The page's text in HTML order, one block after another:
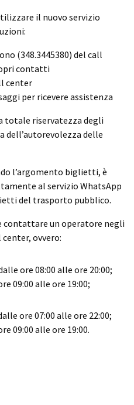
il nuovo servizio
(348.3445380) del call
contatti
center
per ricevere assistenza
totale riservatezza degli
dell’autorevolezza delle
l’argomento biglietti, è
al servizio WhatsApp
del trasporto pubblico.
contattare un operatore negli
ovvero:
ore 08:00 alle ore 20:00;
09:00 alle ore 19:00;
ore 07:00 alle ore 22:00;
09:00 alle ore 19:00.